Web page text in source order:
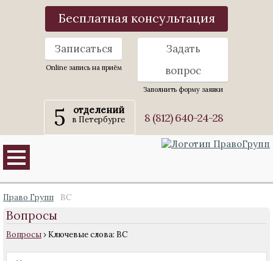
Бесплатная консультация
Записаться
Online запись на приём
Задать
вопрос
Заполнить форму заявки
5 отделений
в Петербурге 8 (812) 640-24-28
Право Групп ВС
Вопросы
Вопросы› Ключевые слова: ВС